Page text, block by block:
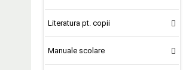
Literatura pt. copii
Manuale scolare